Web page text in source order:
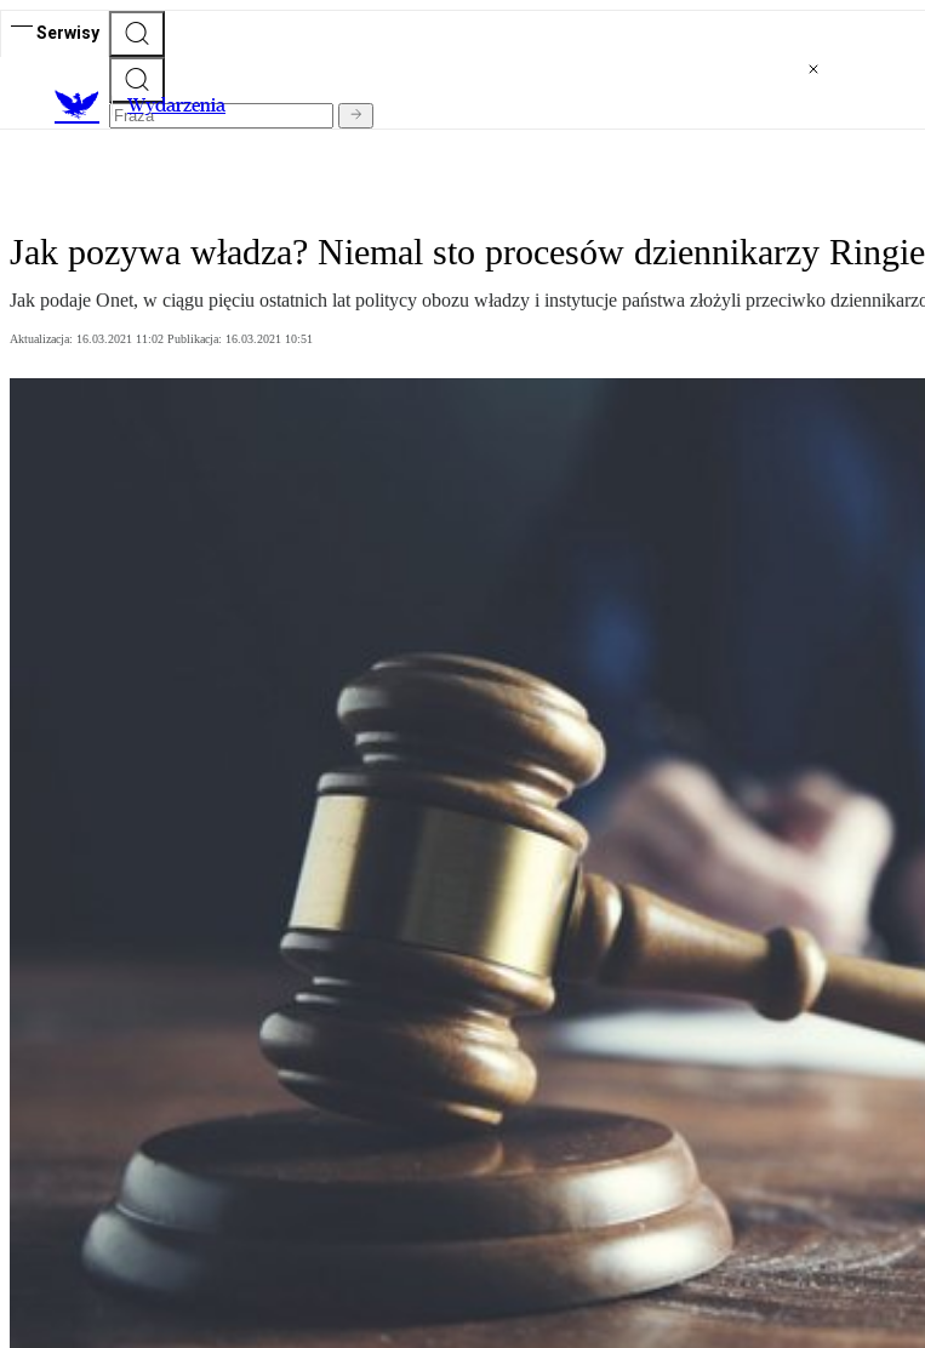
Serwisy
Wydarzenia
Jak pozywa władza? Niemal sto procesów dziennikarzy
Jak podaje Onet, w ciągu pięciu ostatnich lat politycy obozu władzy i instytucje państwa złożyli przeciwko
Aktualizacja: 16.03.2021 11:02 Publikacja: 16.03.2021 10:51